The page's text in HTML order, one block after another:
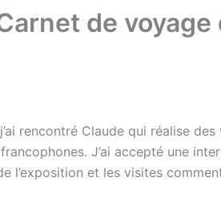
de voyage
rencontré Claude qui réalise
J’ai accepté une
l’exposition et les visites